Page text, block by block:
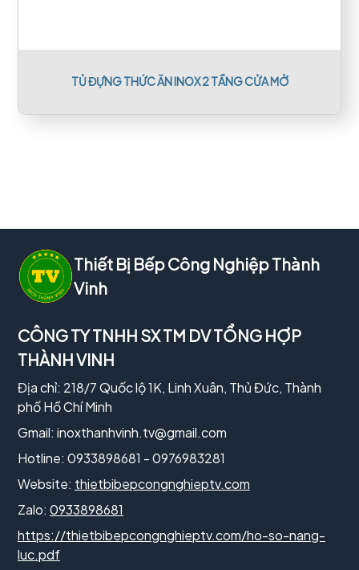
TỦ ĐỰNG THỨC ĂN INOX 2 TẦNG CỬA MỞ
Thiết Bị Bếp Công Nghiệp Thành
Vinh
CÔNG TY TNHH SX TM DV TỔNG HỢP
THÀNH VINH
Địa chỉ: 218/7 Quốc lộ 1K, Linh Xuân, Thủ Đức, Thành
phố Hồ Chí Minh
Gmail: inoxthanhvinh.tv@gmail.com
Hotline: 0933898681 - 0976983281
Website: thietbibepcongnghieptv.com
Zalo: 0933898681
https://thietbibepcongnghieptv.com/ho-so-nang-
luc.pdf